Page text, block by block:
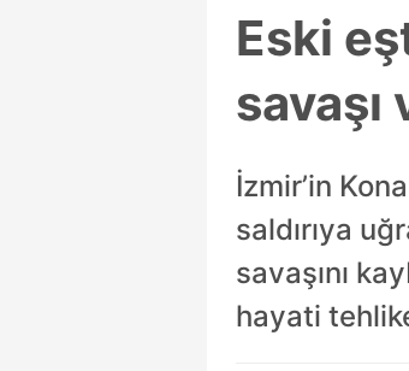
Eski
savaşı
İzmir’in
saldırıya
savaşını
hayati